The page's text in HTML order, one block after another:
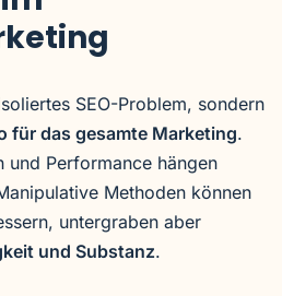
SEO-Problem, sondern
für das gesamte Marketing.
und Performance hängen
Methoden können
untergraben aber
und Substanz.